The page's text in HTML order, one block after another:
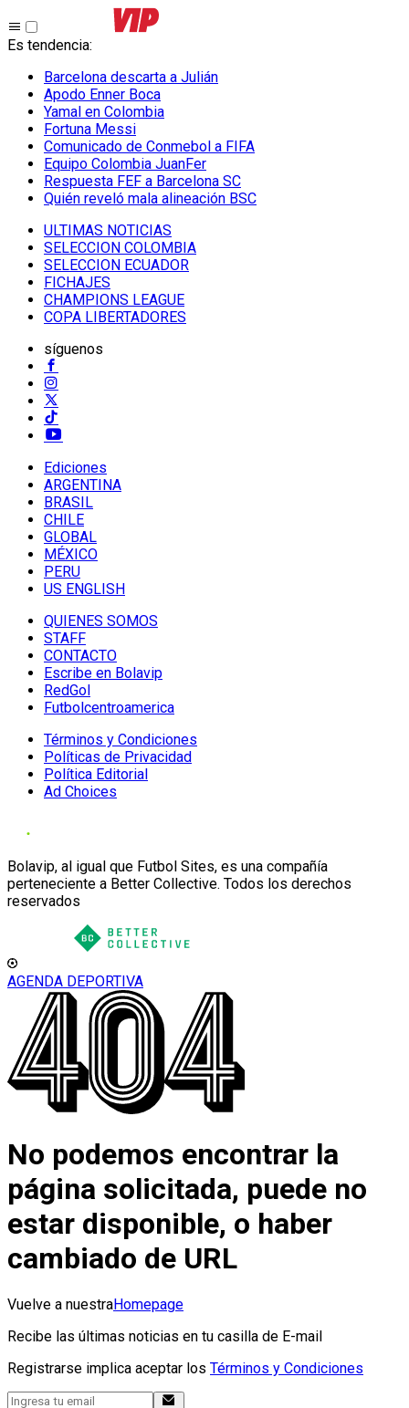
Es tendencia:
Barcelona descarta a Julián
Apodo Enner Boca
Yamal en Colombia
Fortuna Messi
Comunicado de Conmebol a FIFA
Equipo Colombia JuanFer
Respuesta FEF a Barcelona SC
Quién reveló mala alineación BSC
ULTIMAS NOTICIAS
SELECCION COLOMBIA
SELECCION ECUADOR
FICHAJES
CHAMPIONS LEAGUE
COPA LIBERTADORES
síguenos
Ediciones
ARGENTINA
BRASIL
CHILE
GLOBAL
MÉXICO
PERU
US ENGLISH
QUIENES SOMOS
STAFF
CONTACTO
Escribe en Bolavip
RedGol
Futbolcentroamerica
Términos y Condiciones
Políticas de Privacidad
Política Editorial
Ad Choices
Bolavip, al igual que Futbol Sites, es una compañía
perteneciente a Better Collective. Todos los derechos
reservados
AGENDA DEPORTIVA
No podemos encontrar la
página solicitada, puede no
estar disponible, o haber
cambiado de URL
Vuelve a nuestraHomepage
Recibe las últimas noticias en tu casilla de E-mail
Registrarse implica aceptar los Términos y Condiciones